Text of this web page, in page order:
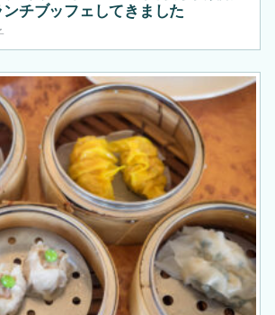
チブッフェしてきました